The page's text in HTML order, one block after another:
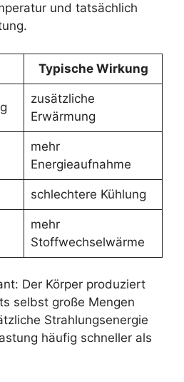
und tatsächlich
Typische Wirkung
zusätzliche
Erwärmung
mehr
Energieaufnahme
schlechtere Kühlung
mehr
Stoffwechselwärme
Der Körper produziert
selbst große Mengen
Strahlungsenergie
häufig schneller als